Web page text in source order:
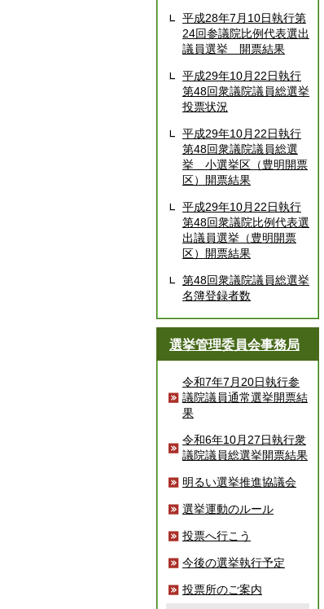
平成28年7月10日執行第
24回参議院比例代表選出
議員選挙 開票結果
平成29年10月22日執行
第48回衆議院議員総選挙
投票状況
平成29年10月22日執行
第48回衆議院議員総選
挙 小選挙区（豊明開票
区）開票結果
平成29年10月22日執行
第48回衆議院比例代表選
出議員選挙（豊明開票
区）開票結果
第48回衆議院議員総選挙
名簿登録者数
選挙管理委員会事務局
令和7年7月20日執行参
議院議員通常選挙開票結
果
令和6年10月27日執行衆
議院議員総選挙開票結果
明るい選挙推進協議会
選挙運動のルール
投票へ行こう
今後の選挙執行予定
投票所のご案内